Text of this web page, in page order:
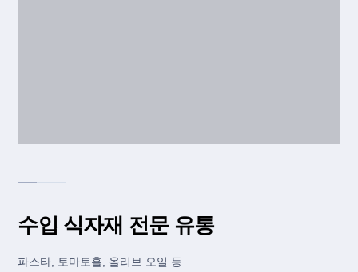
수입 식자재 전문 유통
파스타, 토마토홀, 올리브 오일 등